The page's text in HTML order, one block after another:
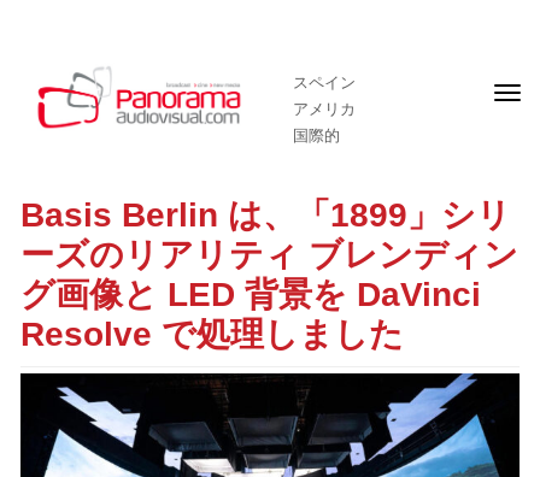
スペイン
アメリカ
国際的
フ
Basis Berlin は、「1899」シリ
ーズのリアリティ ブレンディン
グ画像と LED 背景を DaVinci
Resolve で処理しました